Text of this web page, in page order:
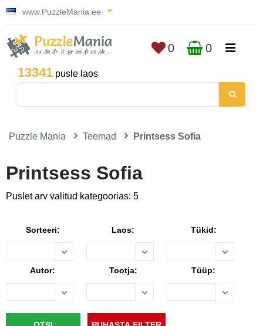
www.PuzzleMania.ee
13341 pusle laos
0 0
Puzzle Mania Teemad Printsess Sofia
Printsess Sofia
Puslet arv valitud kategoorias: 5
Sorteeri: Laos: Tükid:
Autor: Tootja: Tüüp: